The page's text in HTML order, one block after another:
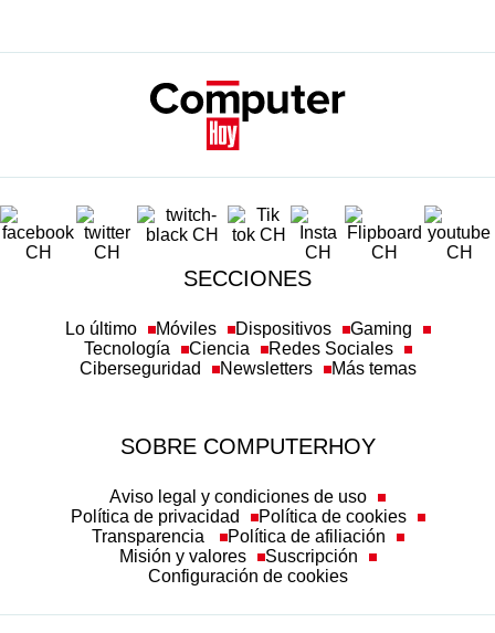
SECCIONES
Lo último Móviles Dispositivos
Gaming
Tecnología
Ciencia
Redes Sociales
Ciberseguridad
Newsletters Más temas
SOBRE COMPUTERHOY
Aviso legal y condiciones de uso
Política de privacidad
Política de cookies
Transparencia
Política de afiliación
Misión y valores
Suscripción
Configuración de cookies